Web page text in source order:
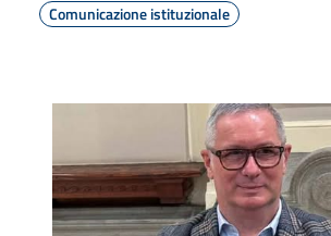
Comunicazione istituzionale